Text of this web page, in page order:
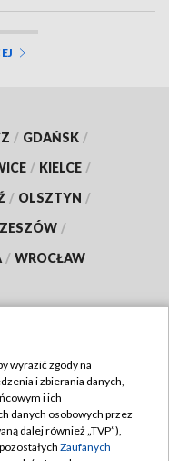
/ GDAŃSK /
/ KIELCE /
/ OLSZTYN /
/
/ WROCŁAW
wyrazić zgody na
i zbierania danych,
i ich
danych osobowych przez
dalej również „TVP”),
Zaufanych